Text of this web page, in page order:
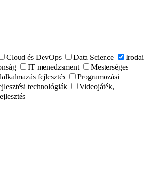
Cloud és DevOps Data Science
Irodai
IT menedzsment
Mesterséges
fejlesztés
Programozási
technológiák
Videojáték,